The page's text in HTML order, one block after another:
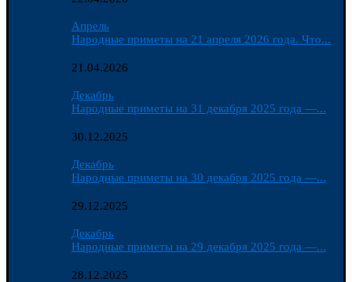
Апрель
Народные приметы на 21 апреля 2026 года. Что...
21.04.2026
Декабрь
Народные приметы на 31 декабря 2025 года —...
30.12.2025
Декабрь
Народные приметы на 30 декабря 2025 года —...
29.12.2025
Декабрь
Народные приметы на 29 декабря 2025 года —...
28.12.2025